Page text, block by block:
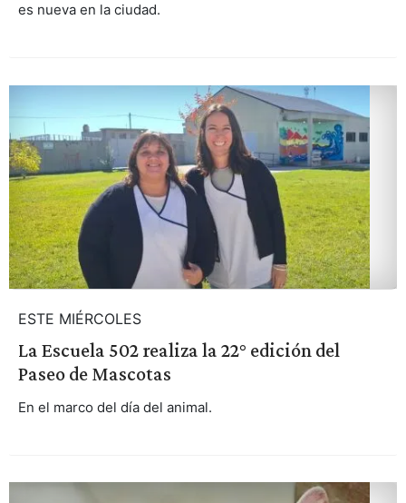
es nueva en la ciudad.
ESTE MIÉRCOLES
La Escuela 502 realiza la 22° edición del
Paseo de Mascotas
En el marco del día del animal.